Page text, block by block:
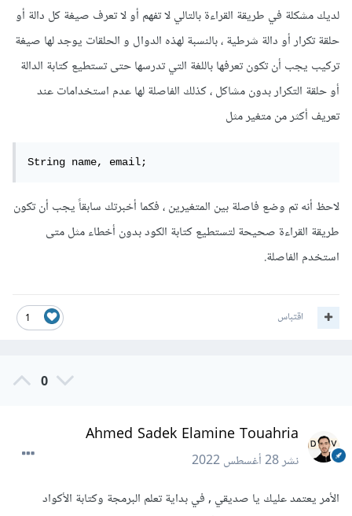
لديك مشكلة في طريقة القراءة بالتالي لا تفهم أو لا تعرف صيغة كل دالة أو
حلقة تكرار أو دالة شرطية ، بالنسبة لهذه الدوال و الحلقات يوجد لها صيغة
تركيب يجب أن تكون تعرفها باللغة التي تدرسها حتى تستطيع كتابة الدالة
أو حلقة التكرار بدون مشاكل ، كذلك الفاصلة لها عدم استخدامات عند
تعريف أكثر من متغير مثل
String name, email;
لاحظ أنه تم وضع فاصلة بين المتغيرين ، فكما أخبرتك سابقاً يجب أن تكون
طريقة القراءة صحيحة لتستطيع كتابة الكود بدون أخطاء مثل متى
استخدم الفاصلة.
1 اقتباس
0
Ahmed Sadek Elamine Touahria
نشر28 أغسطس 2022
الأمر يعتمد عليك يا صديقي , في بداية تعلم البرمجة وكتابة الأكواد